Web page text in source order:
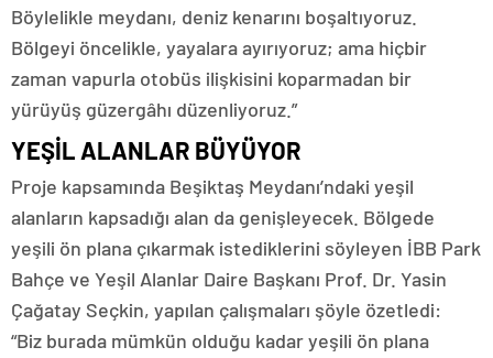
Böylelikle meydanı, deniz kenarını boşaltıyoruz.
Bölgeyi öncelikle, yayalara ayırıyoruz; ama hiçbir
zaman vapurla otobüs ilişkisini koparmadan bir
yürüyüş güzergâhı düzenliyoruz.”
YEŞİL ALANLAR BÜYÜYOR
Proje kapsamında Beşiktaş Meydanı’ndaki yeşil
alanların kapsadığı alan da genişleyecek. Bölgede
yeşili ön plana çıkarmak istediklerini söyleyen İBB Park
Bahçe ve Yeşil Alanlar Daire Başkanı Prof. Dr. Yasin
Çağatay Seçkin, yapılan çalışmaları şöyle özetledi:
“Biz burada mümkün olduğu kadar yeşili ön plana